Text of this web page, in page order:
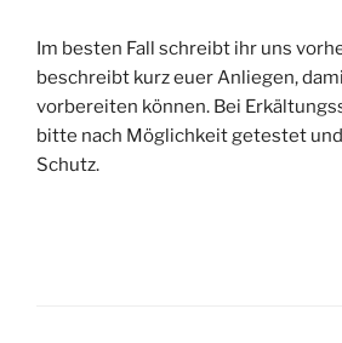
Im besten Fall schreibt ihr uns
beschreibt kurz euer Anliegen,
vorbereiten können. Bei
bitte nach Möglichkeit getestet
Schutz.